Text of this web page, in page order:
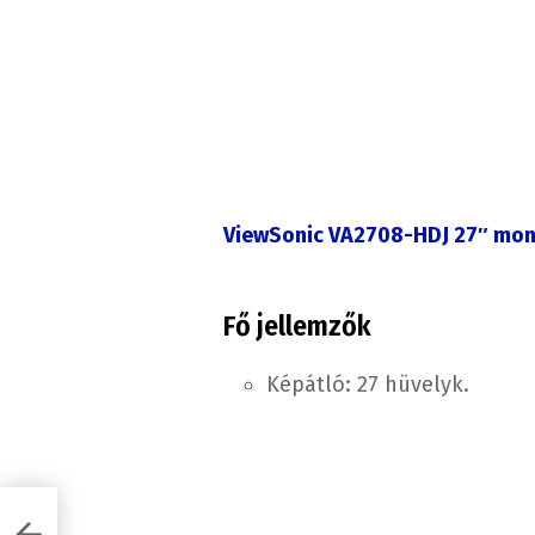
ViewSonic VA2708-HDJ 27″
Fő jellemzők
Képátló: 27 hüvelyk.